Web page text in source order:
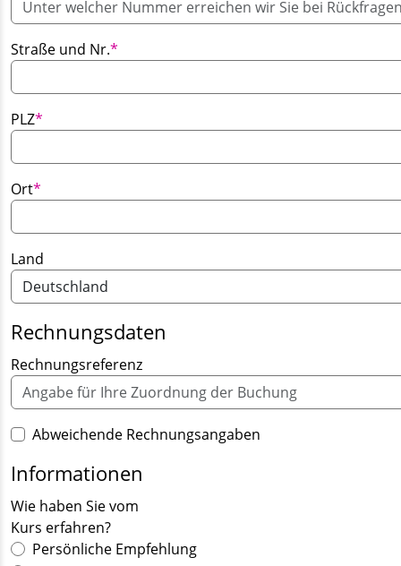
Pflichtfeld
Straße und Nr.*
Pflichtfeld
PLZ*
Pflichtfeld
Ort*
Land
Rechnungsdaten
Rechnungsreferenz
Abweichende Rechnungsangaben
Informationen
Wie haben Sie vom
Kurs erfahren?
Persönliche Empfehlung